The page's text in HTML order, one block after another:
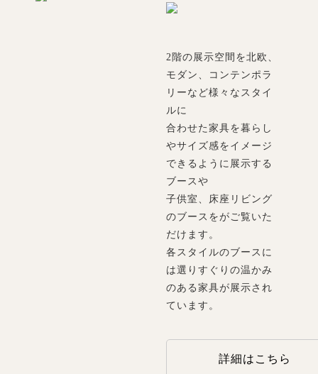
2階の展示空間を北欧、
モダン、コンテンポラ
リーなど様々なスタイ
ルに
合わせた家具を暮らし
やサイズ感をイメージ
できるように展示する
ブースや
子供室、床座リビング
のブースをがご覧いた
だけます。
各スタイルのブースに
は選りすぐりの温かみ
のある家具が展示され
ています。
詳細はこちら